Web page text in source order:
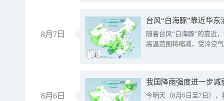
8月7日
台风“白海豚”靠近华
随着台风“白海豚”的靠近
高温范围将缩减，受冷空
8月6日
今明天（8月6日至7日）